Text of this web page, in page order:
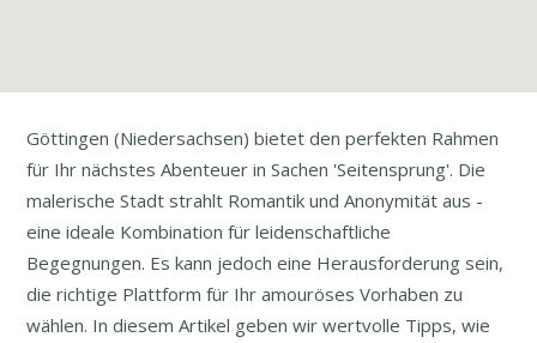
Göttingen (Niedersachsen) bietet den perfekten Rahmen
für Ihr nächstes Abenteuer in Sachen 'Seitensprung'. Die
malerische Stadt strahlt Romantik und Anonymität aus -
eine ideale Kombination für leidenschaftliche
Begegnungen. Es kann jedoch eine Herausforderung sein,
die richtige Plattform für Ihr amouröses Vorhaben zu
wählen. In diesem Artikel geben wir wertvolle Tipps, wie